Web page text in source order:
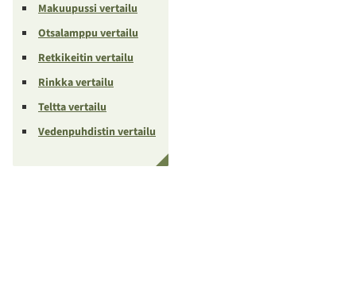
Makuupussi vertailu
Otsalamppu vertailu
Retkikeitin vertailu
Rinkka vertailu
Teltta vertailu
Vedenpuhdistin vertailu